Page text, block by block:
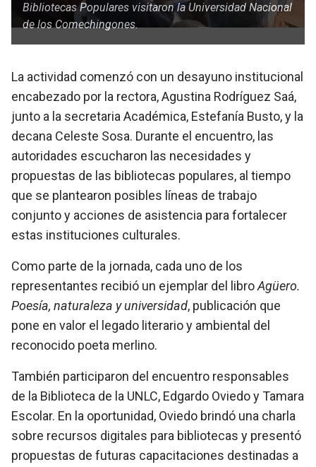
Bibliotecas Populares visitaron la Universidad Nacional
de los Comechingones.
La actividad comenzó con un desayuno institucional
encabezado por la rectora, Agustina Rodríguez Saá,
junto a la secretaria Académica, Estefanía Busto, y la
decana Celeste Sosa. Durante el encuentro, las
autoridades escucharon las necesidades y
propuestas de las bibliotecas populares, al tiempo
que se plantearon posibles líneas de trabajo
conjunto y acciones de asistencia para fortalecer
estas instituciones culturales.
Como parte de la jornada, cada uno de los
representantes recibió un ejemplar del libroAgüero.
Poesía, naturaleza y universidad, publicación que
pone en valor el legado literario y ambiental del
reconocido poeta merlino.
También participaron del encuentro responsables
de la Biblioteca de la UNLC, Edgardo Oviedo y Tamara
Escolar. En la oportunidad, Oviedo brindó una charla
sobre recursos digitales para bibliotecas y presentó
propuestas de futuras capacitaciones destinadas a